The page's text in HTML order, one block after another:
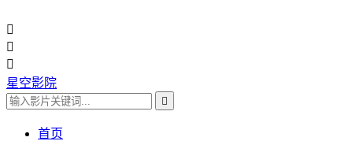



星空影院

首页